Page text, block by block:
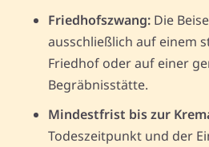
Friedhofszwang: Die
ausschließlich auf einem
Friedhof oder auf einer
Begräbnisstätte.
Mindestfrist bis zur
Todeszeitpunkt und der